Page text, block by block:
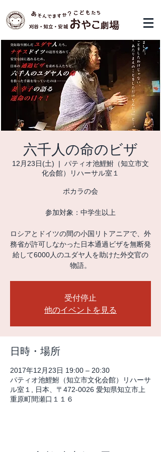
六千人の命のビザ
12月23日(土)
  |
パティオ池鯉鮒（知立市文
化会館）リハーサル室１
ポカラの会
参加対象：中学生以上
ロシアとドイツの間の小国リトアニアで、外
務省が許可しなかった日本通過ビザを無断発
給して6000人のユダヤ人を助けた外交官の
物語。
受付停止
他のイベントを見る
日時・場所
2017年12月23日 19:00 – 20:30
パティオ池鯉鮒（知立市文化会館）リハーサ
ル室１, 日本、〒472-0026 愛知県知立市上
重原町間瀬口１１６